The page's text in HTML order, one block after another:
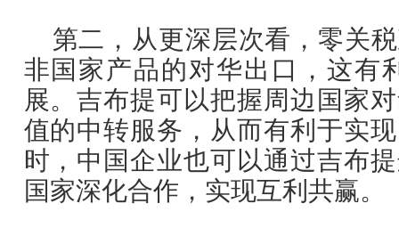
第二，从更深层次看，零关
非国家产品的对华出口，这有
展。吉布提可以把握周边国家
值的中转服务，从而有利于实
时，中国企业也可以通过吉布
国家深化合作，实现互利共赢。